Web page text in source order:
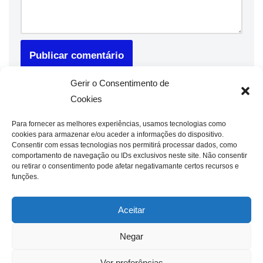
Gerir o Consentimento de
Cookies
Para fornecer as melhores experiências, usamos tecnologias como
cookies para armazenar e/ou aceder a informações do dispositivo.
Consentir com essas tecnologias nos permitirá processar dados, como
comportamento de navegação ou IDs exclusivos neste site. Não consentir
ou retirar o consentimento pode afetar negativamante certos recursos e
funções.
Aceitar
Negar